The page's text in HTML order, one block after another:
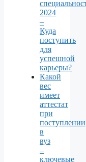
2024
–
Куда
поступить
для
успешной
карьеры?
Какой
вес
имеет
аттестат
при
поступлении
в
вуз
–
ключевые